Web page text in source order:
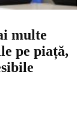
multe
pe piață,